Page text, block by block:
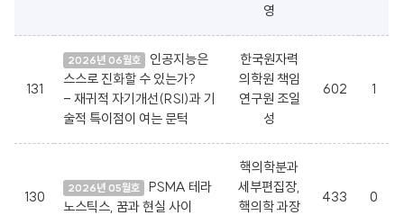
영
131
2026년 06월호
인공지능은
스스로 진화할 수 있는가?
- 재귀적 자기개선(RSI)과 기
술적 특이점이 여는 문턱
한국원자력
의학원 책임
연구원 조일
성
602 1
130
2026년 05월호
PSMA 테라
노스틱스, 꿈과 현실 사이
핵의학분과
세부편집장,
핵의학 과장
433 0